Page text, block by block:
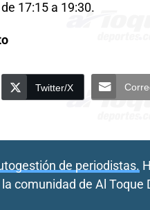
17:15 a 19:30.
Twitter/X
de periodistas.
comunidad de Al Toque